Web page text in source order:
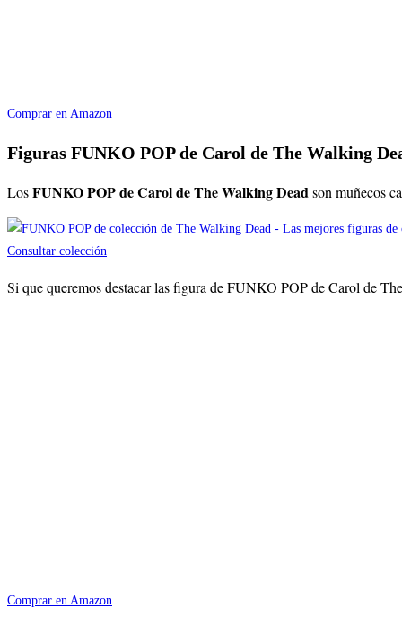
Comprar en Amazon
Figuras FUNKO POP de Carol de The Walking
LosFUNKO POP deCarolde The Walking Deadson muñecos
Consultar colección
Si que queremos destacar las figura de FUNKO POP de Carol de
Comprar en Amazon